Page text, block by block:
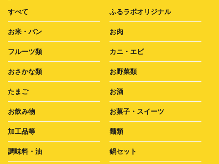
すべて ふるラボオリジナル
お米・パン お肉
フルーツ類 カニ・エビ
おさかな類 お野菜類
たまご お酒
お飲み物 お菓子・スイーツ
加工品等 麺類
調味料・油 鍋セット